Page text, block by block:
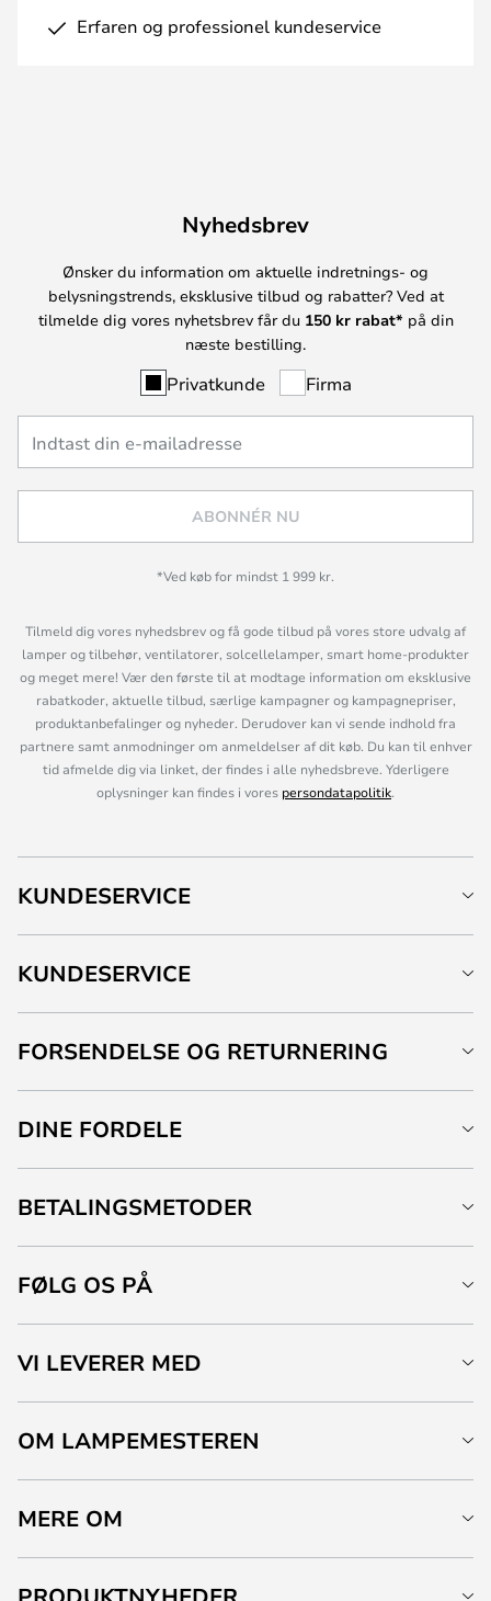
Erfaren og professionel kundeservice
Nyhedsbrev
Ønsker du information om aktuelle indretnings- og
belysningstrends, eksklusive tilbud og rabatter? Ved at
tilmelde dig vores nyhetsbrev får du 150 kr rabat* på din
næste bestilling.
Privatkunde Firma
ABONNÉR NU
*Ved køb for mindst 1 999 kr.
Tilmeld dig vores nyhedsbrev og få gode tilbud på vores store udvalg af
lamper og tilbehør, ventilatorer, solcellelamper, smart home-produkter
og meget mere! Vær den første til at modtage information om eksklusive
rabatkoder, aktuelle tilbud, særlige kampagner og kampagnepriser,
produktanbefalinger og nyheder. Derudover kan vi sende indhold fra
partnere samt anmodninger om anmeldelser af dit køb. Du kan til enhver
tid afmelde dig via linket, der findes i alle nyhedsbreve. Yderligere
oplysninger kan findes i vores persondatapolitik.
KUNDESERVICE
KUNDESERVICE
FORSENDELSE OG RETURNERING
DINE FORDELE
BETALINGSMETODER
FØLG OS PÅ
VI LEVERER MED
OM LAMPEMESTEREN
MERE OM